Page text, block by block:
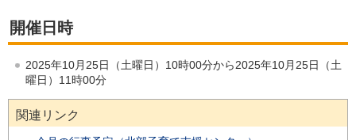
開催日時
2025年10月25日（土曜日）10時00分から2025年10月25日（土
曜日）11時00分
関連リンク